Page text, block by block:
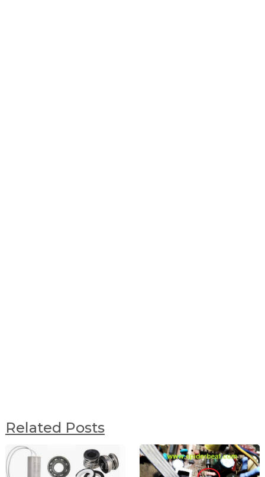
Related Posts